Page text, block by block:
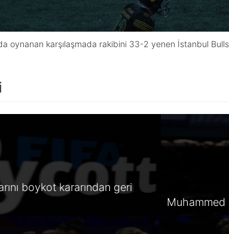
oynanan karşılaşmada rakibini 33-2 yenen İstanbul
boykot kararından geri
Muhammed